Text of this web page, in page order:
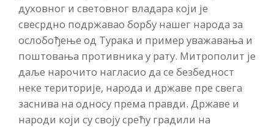
духовног и световног владара који је
свесрдно подржавао борбу нашег народа за
ослобођење од Турака и пример уважавања и
поштовања противника у рату. Митрополит је
даље нарочито нагласио да се безбедност
неке територије, народа и државе пре свега
заснива на односу према правди. Државе и
народи који су своју срећу градили на